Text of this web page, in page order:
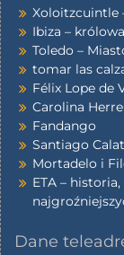
Xoloitzcuintle
Ibiza –
Toledo –
tomar las
Félix Lope de
Carolina
Fandango
Santiago
Mortadelo i
ETA –
Dane